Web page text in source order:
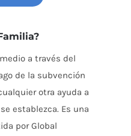
a través del
de la subvención
otra ayuda a
establezca. Es una
por Global